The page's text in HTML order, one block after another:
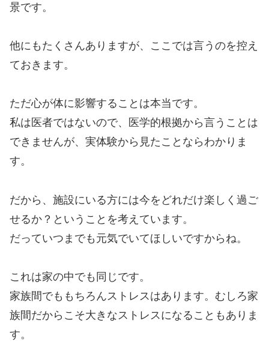
景です。
他にもたくさんありますが、ここでは言うのを控え
ておきます。
ただ心が体に影響することは本当です。
私は医者ではないので、医学的根拠から言うことは
できませんが、実体験から見たことならわかりま
す。
だから、施設にいる方には今をどれだけ楽しく過ご
せるか？ということを考えています。
だっていつまでも元気でいてほしいですからね。
これは家の中でも同じです。
家族間でももちろんストレスはあります。むしろ家
族間だからこそ大きなストレスになることもありま
す。